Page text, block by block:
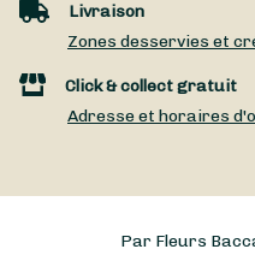
Livraison
Zones desservies et
Click & collect gratuit
Adresse et horaires
Par Fleurs